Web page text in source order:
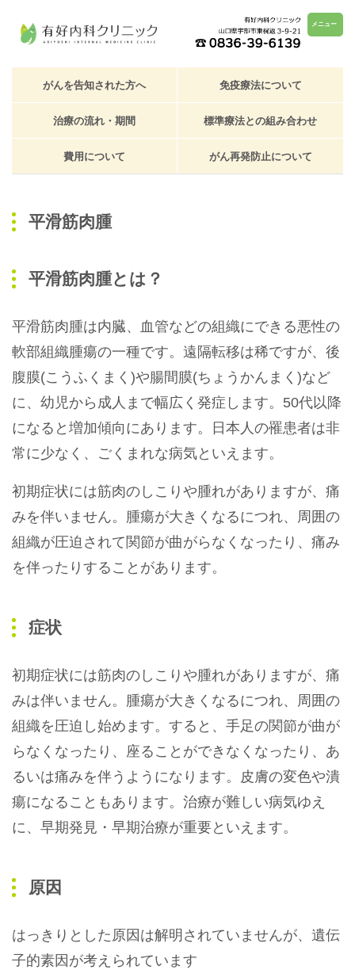
メニュー
がんを告知された方へ 免疫療法について
治療の流れ・期間 標準療法との組み合わせ
費用について がん再発防止について
平滑筋肉腫
平滑筋肉腫とは？
平滑筋肉腫は内臓、血管などの組織にできる悪性の
軟部組織腫瘍の一種です。遠隔転移は稀ですが、後
腹膜(こうふくまく)や腸間膜(ちょうかんまく)など
に、幼児から成人まで幅広く発症します。50代以降
になると増加傾向にあります。日本人の罹患者は非
常に少なく、ごくまれな病気といえます。
初期症状には筋肉のしこりや腫れがありますが、痛
みを伴いません。腫瘍が大きくなるにつれ、周囲の
組織が圧迫されて関節が曲がらなくなったり、痛み
を伴ったりすることがあります。
症状
初期症状には筋肉のしこりや腫れがありますが、痛
みは伴いません。腫瘍が大きくなるにつれ、周囲の
組織を圧迫し始めます。すると、手足の関節が曲が
らなくなったり、座ることができなくなったり、あ
るいは痛みを伴うようになります。皮膚の変色や潰
瘍になることもあります。治療が難しい病気ゆえ
に、早期発見・早期治療が重要といえます。
原因
はっきりとした原因は解明されていませんが、遺伝
子的素因が考えられています